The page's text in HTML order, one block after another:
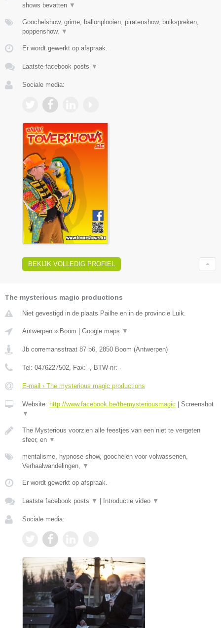
shows bevatten ▼
Goochelshow, grime, ballonplooien, piratenshow, buikspreken,
poppenshow, ▼
Er wordt gewerkt op afspraak.
Laatste facebook posts ▼
Sociale media:
BEKIJK VOLLEDIG PROFIEL
The mysterious magic productions
Niet gevestigd in de plaats Pailhe en in de provincie Luik.
Antwerpen » Boom Google maps ▼
Jb corremansstraat 87 b6, 2850 Boom (Antwerpen)
Tel: 0476227502, Fax: -, BTW-nr: -
E-mail › The mysterious magic productions
Website: http://www.facebook.be/themysteriousmagic
Screenshot
▼
The Mysterious voorzien alle feestjes van een niet te vergeten
sfeer, en ▼
mentalisme, hypnose show, goochelen voor volwassenen,
Verhaalwandelingen, ▼
Er wordt gewerkt op afspraak.
Laatste facebook posts ▼ Introductie video ▼
Sociale media: